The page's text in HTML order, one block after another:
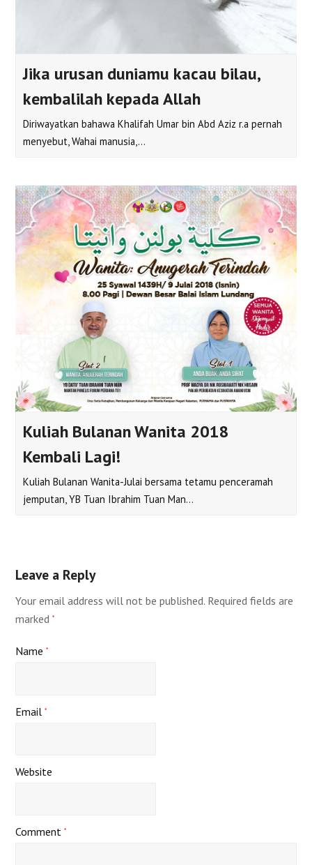
Jika urusan duniamu kacau bilau,
kembalilah kepada Allah
Diriwayatkan bahawa Khalifah Umar bin Abd Aziz r.a pernah
menyebut, Wahai manusia,…
Kuliah Bulanan Wanita 2018
Kembali Lagi!
Kuliah Bulanan Wanita-Julai bersama tetamu penceramah
jemputan, YB Tuan Ibrahim Tuan Man…
Leave a Reply
Your email address will not be published. Required fields are
marked*
Name*
Email*
Website
Comment*